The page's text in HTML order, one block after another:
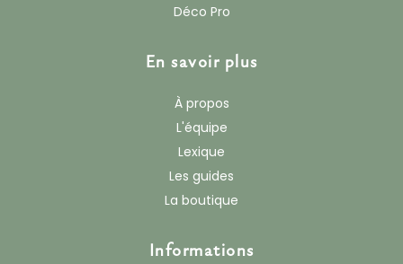
Déco Pro
En savoir plus
À propos
L'équipe
Lexique
Les guides
La boutique
Informations